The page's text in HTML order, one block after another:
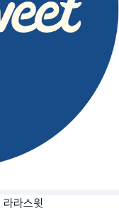
라라스윗